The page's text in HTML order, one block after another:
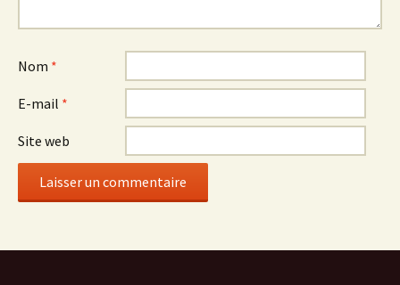
Nom *
E-mail *
Site web